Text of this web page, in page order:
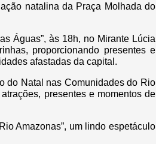
natalina da Praça Molhada do
Águas”, às 18h, no Mirante Lúcia
proporcionando presentes e
afastadas da capital.
do Natal nas Comunidades do Rio
presentes e momentos de
Amazonas”, um lindo espetáculo